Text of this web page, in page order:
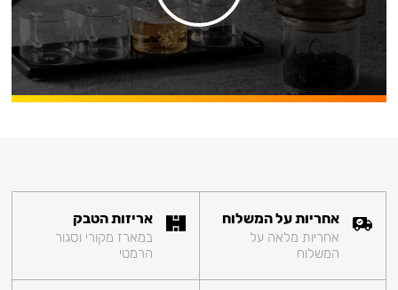
אחריות על המשלוח
אחריות מלאה על
המשלוח
אריזות הטבק
במארז מקורי וסגור
הרמטי